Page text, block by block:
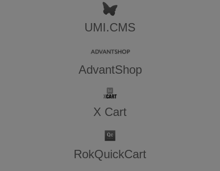
UMI.CMS
AdvantShop
X Cart
RokQuickCart